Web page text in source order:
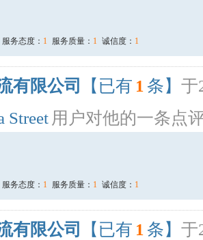
服务态度： 1 服务质量： 1 诚信度： 1
有限公司 【已有 1 条】 于
Street 用户对他的一条点
服务态度： 1 服务质量： 1 诚信度： 1
有限公司 【已有 1 条】 于